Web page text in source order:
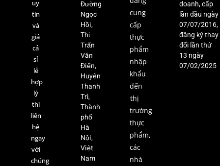
uy
tín
và
giá
cả
sỉ
lẻ
hợp
lý
thì
liên
hệ
ngay
với
chúng
Đường
Ngọc
Hồi,
Thị
Trấn
Văn
Điển,
Huyện
Thanh
Trì,
Thành
phố
Hà
Nội,
Việt
Nam
cung
cấp
thực
phẩm
nhập
khẩu
đến
thị
trường
thực
phẩm,
các
nhà
doanh, cấp
lần đầu ngày
07/07/2016,
đăng ký thay
đổi lần thứ
13 ngày
07/02/2025